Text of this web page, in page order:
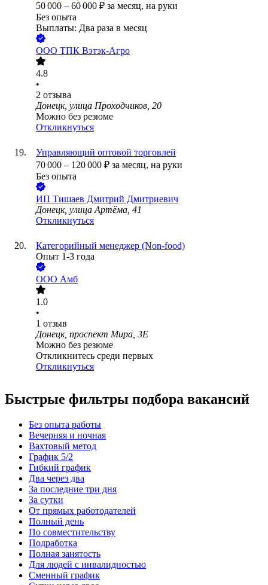
50 000 – 60 000 ₽ за месяц, на руки
Без опыта
Выплаты: Два раза в месяц
ООО ТПК Вэтэк-Агро
4.8
•
2 отзыва
Донецк, улица Проходчиков, 20
Можно без резюме
Откликнуться
Управляющий оптовой торговлей
70 000 – 120 000 ₽ за месяц, на руки
Без опыта
ИП Тишаев Дмитрий Дмитриевич
Донецк, улица Артёма, 41
Откликнуться
Категорийный менеджер (Non-food)
Опыт 1-3 года
ООО Амб
1.0
•
1 отзыв
Донецк, проспект Мира, 3Е
Можно без резюме
Откликнитесь среди первых
Откликнуться
Быстрые фильтры подбора вакансий
Без опыта работы
Вечерняя и ночная
Вахтовый метод
График 5/2
Гибкий график
Два через два
За последние три дня
За сутки
От прямых работодателей
Полный день
По совместительству
Подработка
Полная занятость
Для людей с инвалидностью
Сменный график